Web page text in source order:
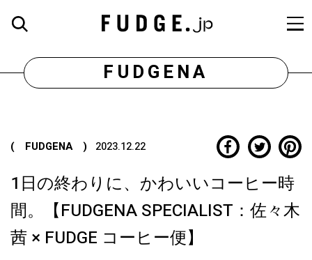
FUDGENA
( FUDGENA ) 2023.12.22
1日の終わりに、かわいいコーヒー時
間。【FUDGENA SPECIALIST：佐々木
茜 × FUDGE コーヒー便】